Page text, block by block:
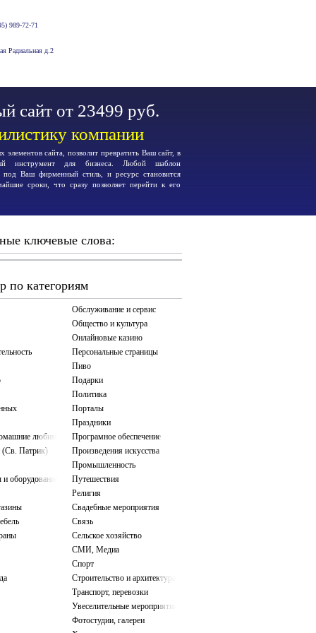
989-72-71
Радиальная д.2
сайт от 23499 руб.
компании
элементов сайта, позволит превратить Ваш сайт, в
инструмент для бизнеса. Любой шаблон
под Ваш фирменный стиль, и ресурс становится
сроки, что сразу позволяет перейти к его
ключевые слова:
по категориям
любимцы
(Св. Патрик)
оборудование
Обслуживание и сервис
Общество и культура
Онлайновые казино
Персональные страницы
Пиво
Подарки
Политика
Порталы
Праздники
Програмное обеспечение
Произведения искусства
Промышленность
Путешествия
Религия
Свадебные мероприятия
Связь
Сельское хозяйство
СМИ, Медиа
Спорт
Строительство и архитектура
Транспорт, перевозки
Увеселительные мероприятия
Фотостудии, галереи